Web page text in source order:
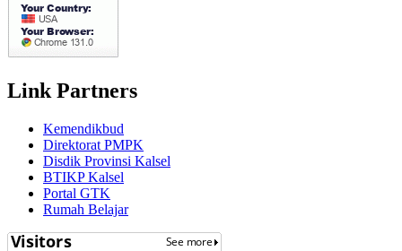
Link Partners
Kemendikbud
Direktorat PMPK
Disdik Provinsi Kalsel
BTIKP Kalsel
Portal GTK
Rumah Belajar